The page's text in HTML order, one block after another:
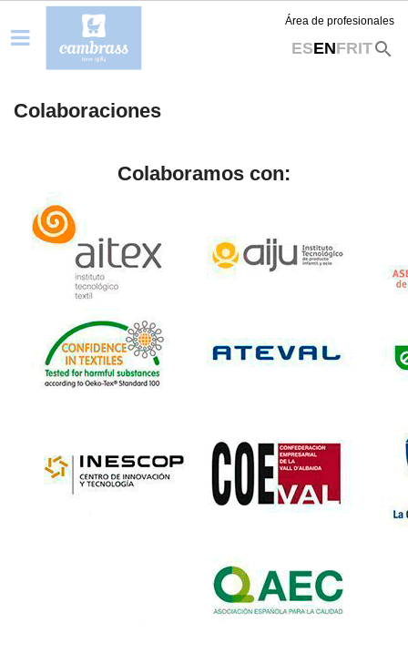
Área de profesionales
ESENFRITsearch
Colaboraciones
Colaboramos con: